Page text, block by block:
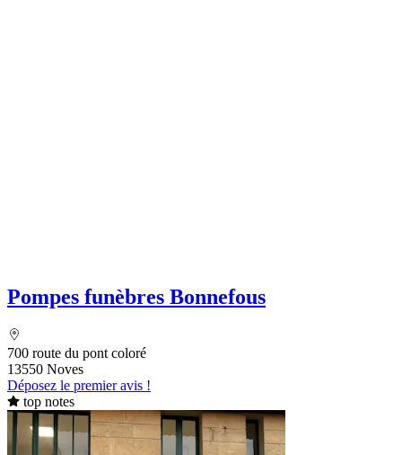
Pompes funèbres Bonnefous
700 route du pont coloré
13550 Noves
Déposez le premier avis !
top notes